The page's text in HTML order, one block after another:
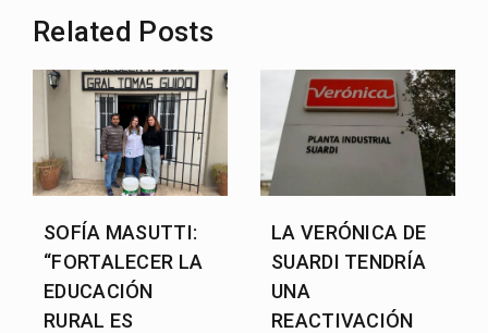
Related Posts
SOFÍA MASUTTI:
“FORTALECER LA
EDUCACIÓN
RURAL ES
LA VERÓNICA DE
SUARDI TENDRÍA
UNA
REACTIVACIÓN